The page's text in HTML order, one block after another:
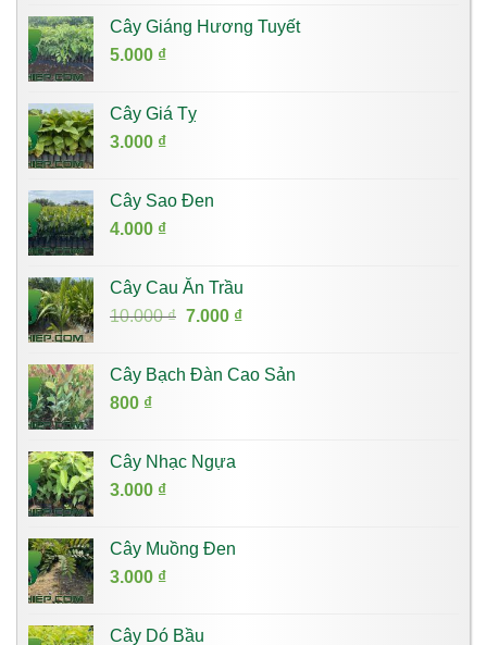
Cây Giáng Hương Tuyết
5.000 ₫
Cây Giá Tỵ
3.000 ₫
Cây Sao Đen
4.000 ₫
Cây Cau Ăn Trầu
10.000₫ Giá
10.000 ₫.
7.000 ₫Giá
là:
Cây Bạch Đàn Cao Sản
800 ₫
Cây Nhạc Ngựa
3.000 ₫
Cây Muồng Đen
3.000 ₫
Cây Dó Bầu